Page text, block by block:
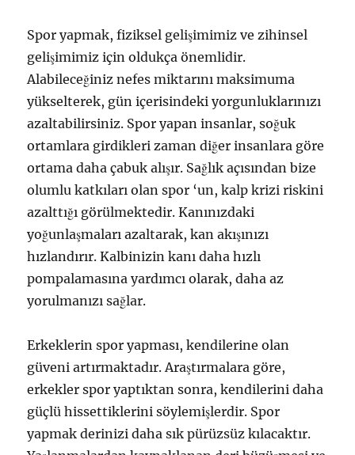
Spor yapmak, fiziksel gelişimimiz ve zihinsel
gelişimimiz için oldukça önemlidir.
Alabileceğiniz nefes miktarını maksimuma
yükselterek, gün içerisindeki yorgunluklarınızı
azaltabilirsiniz. Spor yapan insanlar, soğuk
ortamlara girdikleri zaman diğer insanlara göre
ortama daha çabuk alışır. Sağlık açısından bize
olumlu katkıları olan spor ‘un, kalp krizi riskini
azalttığı görülmektedir. Kanınızdaki
yoğunlaşmaları azaltarak, kan akışınızı
hızlandırır. Kalbinizin kanı daha hızlı
pompalamasına yardımcı olarak, daha az
yorulmanızı sağlar.
Erkeklerin spor yapması, kendilerine olan
güveni artırmaktadır. Araştırmalara göre,
erkekler spor yaptıktan sonra, kendilerini daha
güçlü hissettiklerini söylemişlerdir. Spor
yapmak derinizi daha sık pürüzsüz kılacaktır.